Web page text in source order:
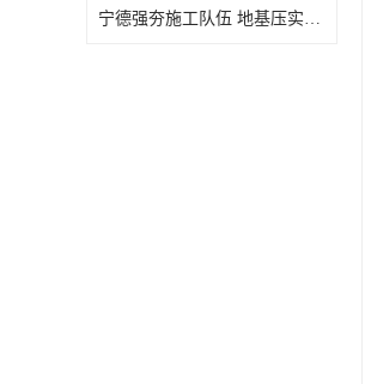
宁德强夯施工队伍 地基压实度检测方法与标准